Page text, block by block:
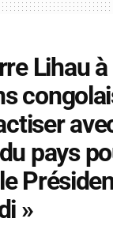
Lihau
pays
»